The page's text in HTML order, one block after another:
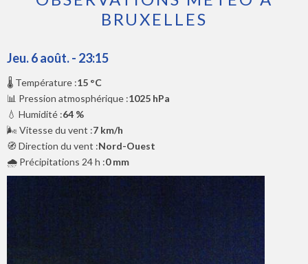
BRUXELLES
Jeu. 6 août. - 23:15
🌡️ Température :15 °C
📊 Pression atmosphérique :1025 hPa
💧 Humidité :64 %
🌬️ Vitesse du vent :7 km/h
🧭 Direction du vent :Nord-Ouest
🌧️ Précipitations 24 h :0 mm